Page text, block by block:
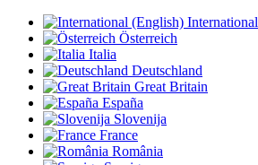
Österreich
Italia
Deutschland
Great Britain
España
Slovenija
France
România